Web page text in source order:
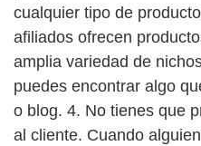
cualquier tipo de
afiliados ofrecen
amplia variedad de
puedes encontrar algo
o blog. 4. No tienes que
al cliente. Cuando